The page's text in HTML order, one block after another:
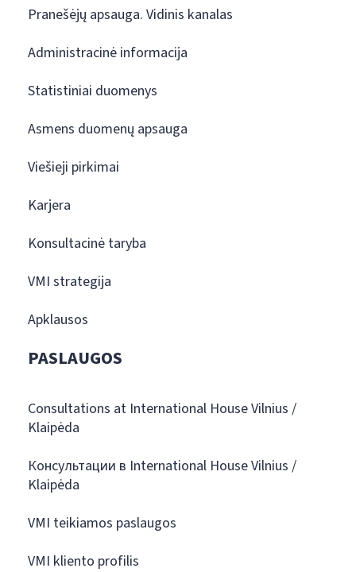
Pranešėjų apsauga. Vidinis kanalas
Administracinė informacija
Statistiniai duomenys
Asmens duomenų apsauga
Viešieji pirkimai
Karjera
Konsultacinė taryba
VMI strategija
Apklausos
PASLAUGOS
Consultations at International House Vilnius /
Klaipėda
Консультации в International House Vilnius /
Klaipėda
VMI teikiamos paslaugos
VMI kliento profilis